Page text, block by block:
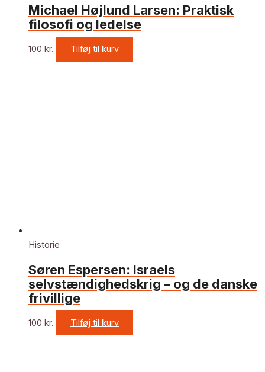
Michael Højlund Larsen: Praktisk
filosofi og ledelse
100 kr. Tilføj til kurv
Historie
Søren Espersen: Israels
selvstændighedskrig – og de danske
frivillige
100 kr. Tilføj til kurv